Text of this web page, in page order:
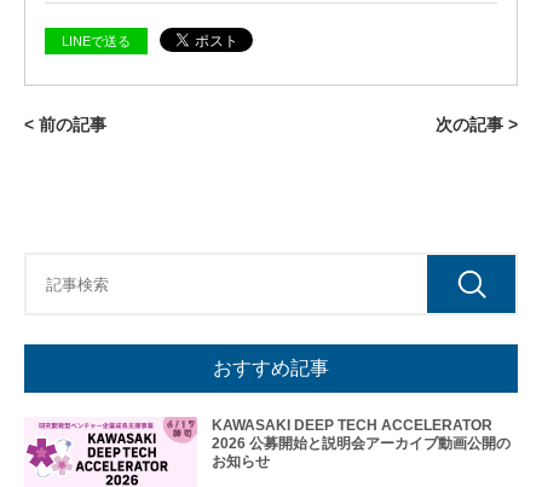
LINEで送る
< 前の記事 次の記事 >
おすすめ記事
KAWASAKI DEEP TECH ACCELERATOR
2026 公募開始と説明会アーカイブ動画公開の
お知らせ